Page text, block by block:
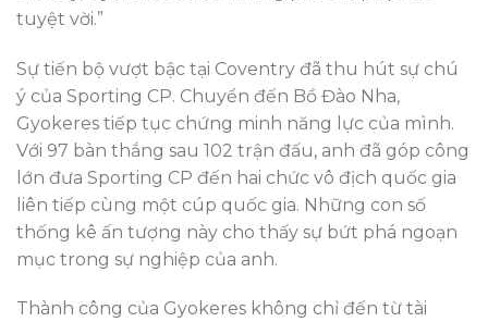
tuyệt vời.”
Sự tiến bộ vượt bậc tại Coventry đã thu hút sự chú
ý của Sporting CP. Chuyển đến Bồ Đào Nha,
Gyokeres tiếp tục chứng minh năng lực của mình.
Với 97 bàn thắng sau 102 trận đấu, anh đã góp công
lớn đưa Sporting CP đến hai chức vô địch quốc gia
liên tiếp cùng một cúp quốc gia. Những con số
thống kê ấn tượng này cho thấy sự bứt phá ngoạn
mục trong sự nghiệp của anh.
Thành công của Gyokeres không chỉ đến từ tài